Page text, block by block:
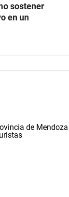
sostener
en un